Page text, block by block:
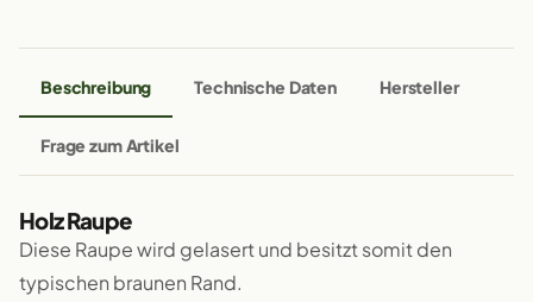
Beschreibung Technische Daten Hersteller
Frage zum Artikel
Holz Raupe
Diese Raupe wird gelasert und besitzt somit den
typischen braunen Rand.